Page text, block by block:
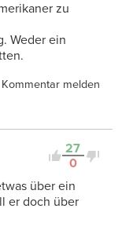
zu
Weder ein
Kommentar melden
27
0
über ein
er doch über